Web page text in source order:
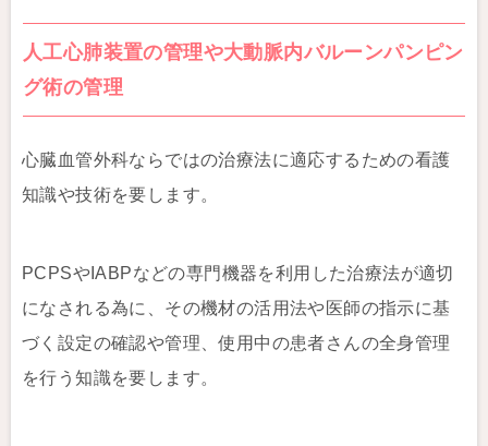
人工心肺装置の管理や大動脈内バルーンパンピン
グ術の管理
心臓血管外科ならではの治療法に適応するための看護
知識や技術を要します。
PCPSやIABPなどの専門機器を利用した治療法が適切
になされる為に、その機材の活用法や医師の指示に基
づく設定の確認や管理、使用中の患者さんの全身管理
を行う知識を要します。